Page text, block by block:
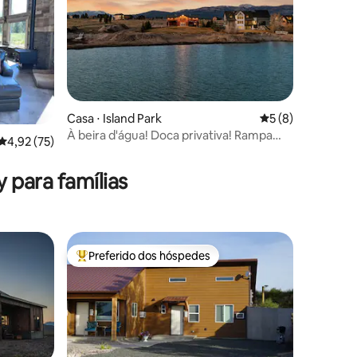
de uma avaliação média de 5, 75 avaliações
4,92 (75)
de
Casa ⋅ Island Park 5 de uma
5 (8)
À beira d'água! Doca privativa! Rampa
para famílias
Entre os melhores preferidos dos hóspedes
Preferido dos hóspedes